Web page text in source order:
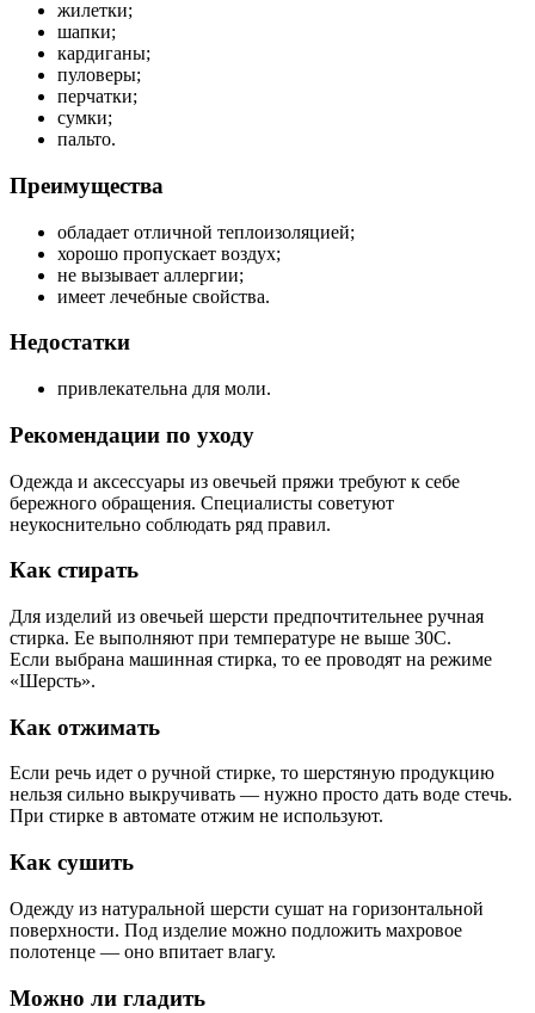
жилетки;
шапки;
кардиганы;
пуловеры;
перчатки;
сумки;
пальто.
Преимущества
обладает отличной теплоизоляцией;
хорошо пропускает воздух;
не вызывает аллергии;
имеет лечебные свойства.
Недостатки
привлекательна для моли.
Рекомендации по уходу
Одежда и аксессуары из овечьей пряжи требуют к себе
бережного обращения. Специалисты советуют
неукоснительно соблюдать ряд правил.
Как стирать
Для изделий из овечьей шерсти предпочтительнее ручная
стирка. Ее выполняют при температуре не выше 30С.
Если выбрана машинная стирка, то ее проводят на режиме
«Шерсть».
Как отжимать
Если речь идет о ручной стирке, то шерстяную продукцию
нельзя сильно выкручивать — нужно просто дать воде стечь.
При стирке в автомате отжим не используют.
Как сушить
Одежду из натуральной шерсти сушат на горизонтальной
поверхности. Под изделие можно подложить махровое
полотенце — оно впитает влагу.
Можно ли гладить